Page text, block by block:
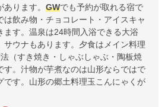
ります。 GWでも予約が取れる宿で
は飲み物・チョコレート・アイスキャ
ます。温泉は24時間入浴できる大浴
サウナもあります。夕食はメイン料理
（すき焼き・しゃぶしゃぶ・陶板焼
す。汁物が芋煮なのは山形ならではで
です。山形の郷土料理玉こんにゃくが